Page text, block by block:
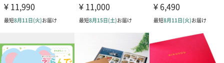
ダンボール装飾（ひま
ダンボール装飾（チュ
ーリップ）（720円）
ダンボール装
イトピンク×
ト）（580円）